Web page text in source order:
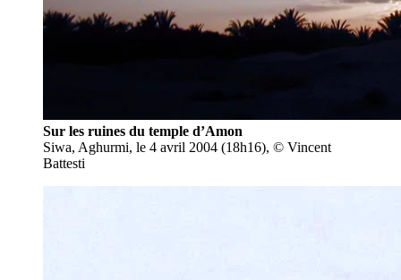
Sur les ruines du temple d’Amon
Siwa, Aghurmi, le 4 avril 2004 (18h16), © Vincent
Battesti